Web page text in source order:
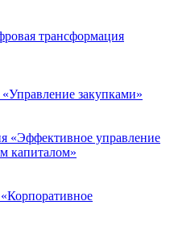
трансформация
закупками»
«Эффективное управление
капиталом»